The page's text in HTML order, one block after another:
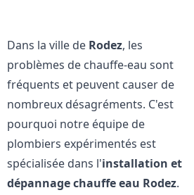
Dans la ville de Rodez, les
problèmes de chauffe-eau sont
fréquents et peuvent causer de
nombreux désagréments. C'est
pourquoi notre équipe de
plombiers expérimentés est
spécialisée dans l'installation et
dépannage chauffe eau Rodez.